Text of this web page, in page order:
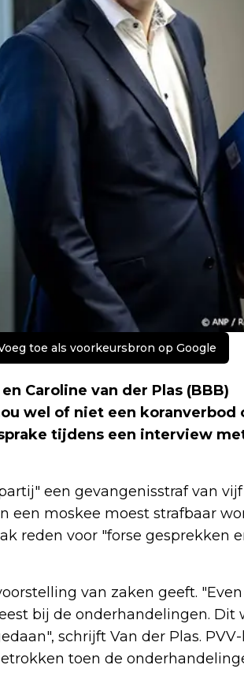
toe als voorkeursbron op Google
Caroline van der Plas (BBB)
wel of niet een koranverbod
tijdens een interview
een gevangenisstraf van
een moskee moest strafbaar
reden voor "forse gesprekken
van zaken geeft.
bij de onderhandelingen. Dit
schrijft Van der Plas.
toen de